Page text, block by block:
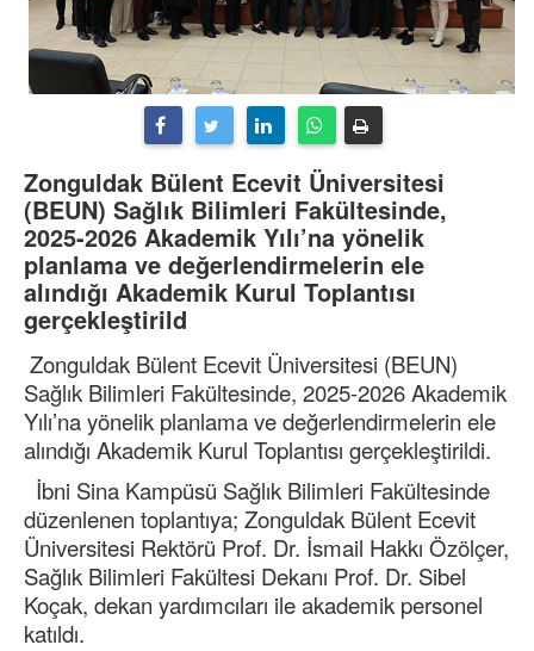
Zonguldak Bülent Ecevit Üniversitesi
(BEUN) Sağlık Bilimleri Fakültesinde,
2025-2026 Akademik Yılı’na yönelik
planlama ve değerlendirmelerin ele
alındığı Akademik Kurul Toplantısı
gerçekleştirild
Zonguldak Bülent Ecevit Üniversitesi (BEUN)
Sağlık Bilimleri Fakültesinde, 2025-2026 Akademik
Yılı’na yönelik planlama ve değerlendirmelerin ele
alındığı Akademik Kurul Toplantısı gerçekleştirildi.
İbni Sina Kampüsü Sağlık Bilimleri Fakültesinde
düzenlenen toplantıya; Zonguldak Bülent Ecevit
Üniversitesi Rektörü Prof. Dr. İsmail Hakkı Özölçer,
Sağlık Bilimleri Fakültesi Dekanı Prof. Dr. Sibel
Koçak, dekan yardımcıları ile akademik personel
katıldı.